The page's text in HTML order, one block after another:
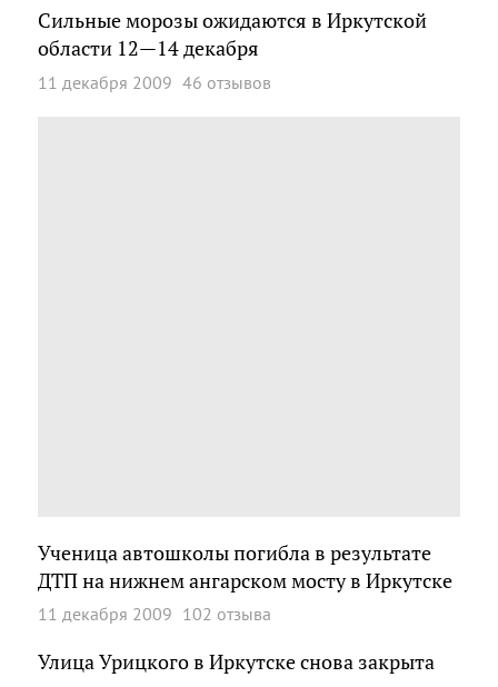
Сильные морозы ожидаются в Иркутской
области 12—14 декабря
11 декабря 2009 46 отзывов
Ученица автошколы погибла в результате
ДТП на нижнем ангарском мосту в Иркутске
11 декабря 2009 102 отзыва
Улица Урицкого в Иркутске снова закрыта